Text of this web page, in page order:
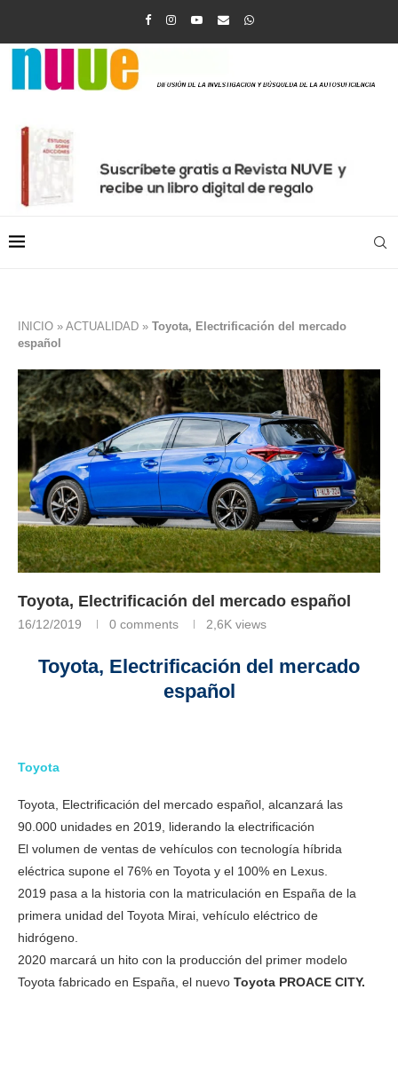
INICIO » ACTUALIDAD » Toyota, Electrificación del mercado
español
Toyota, Electrificación del mercado español
16/12/2019 0 comments 2,6K views
Toyota, Electrificación del mercado
español
Toyota
Toyota, Electrificación del mercado español, alcanzará las
90.000 unidades en 2019, liderando la electrificación
El volumen de ventas de vehículos con tecnología híbrida
eléctrica supone el 76% en Toyota y el 100% en Lexus.
2019 pasa a la historia con la matriculación en España de la
primera unidad del Toyota Mirai, vehículo eléctrico de
hidrógeno.
2020 marcará un hito con la producción del primer modelo
Toyota fabricado en España, el nuevo Toyota PROACE CITY.